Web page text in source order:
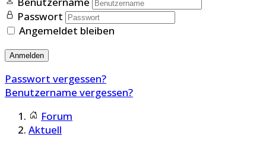
Passwort
Angemeldet bleiben
Anmelden
Passwort vergessen?
Benutzername vergessen?
Forum
Aktuell